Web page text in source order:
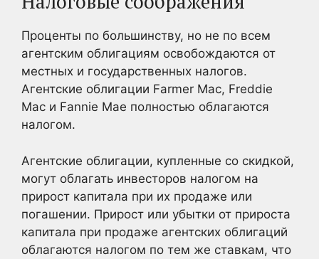
Проценты по большинству, но не по всем
агентским облигациям освобождаются от
местных и государственных налогов.
Агентские облигации Farmer Mac, Freddie
Mac и Fannie Mae полностью облагаются
налогом.
Агентские облигации, купленные со скидкой,
могут облагать инвесторов налогом на
прирост капитала при их продаже или
погашении. Прирост или убытки от прироста
капитала при продаже агентских облигаций
облагаются налогом по тем же ставкам, что